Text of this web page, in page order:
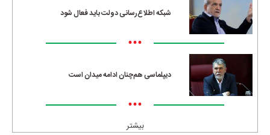
شبکه اطلاع‌رسانی دولت باید فعال شود
•••
دیپلماسی هم‌چنان ادامه میدان است
•••
بیشتر